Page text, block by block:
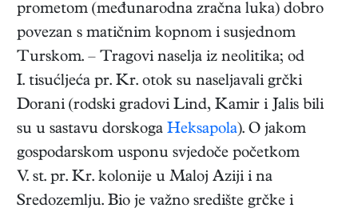
prometom (međunarodna zračna luka) dobro
povezan s matičnim kopnom i susjednom
Turskom. – Tragovi naselja iz neolitika; od
I. tisućljeća pr. Kr. otok su naseljavali grčki
Dorani (rodski gradovi Lind, Kamir i Jalis bili
su u sastavu dorskoga Heksapola). O jakom
gospodarskom usponu svjedoče početkom
V. st. pr. Kr. kolonije u Maloj Aziji i na
Sredozemlju. Bio je važno središte grčke i